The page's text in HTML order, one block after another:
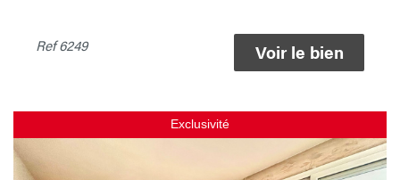
Ref6249 Voir le bien
Exclusivité